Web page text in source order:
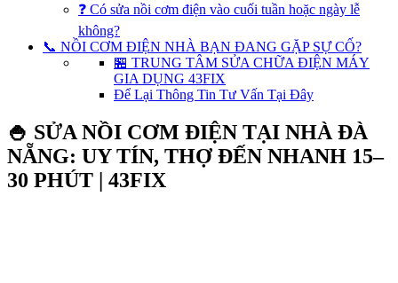
❓ Có sửa nồi cơm điện vào cuối tuần hoặc ngày lễ
không?
📞 NỒI CƠM ĐIỆN NHÀ BẠN ĐANG GẶP SỰ CỐ?
🏪 TRUNG TÂM SỬA CHỮA ĐIỆN MÁY
GIA DỤNG 43FIX
Để Lại Thông Tin Tư Vấn Tại Đây
🍚 SỬA NỒI CƠM ĐIỆN TẠI NHÀ ĐÀ
NẴNG: UY TÍN, THỢ ĐẾN NHANH 15–
30 PHÚT | 43FIX